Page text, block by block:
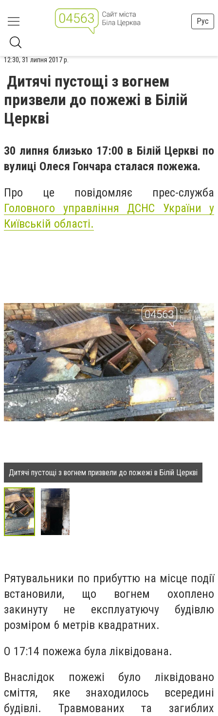
Рус
12:30, 31 липня 2017 р.
Дитячі пустощі з вогнем
призвели до пожежі в Білій
Церкві
30 липня близько 17:00 в Білій Церкві по
вулиці Олеся Гончара сталася пожежа.
Про це повідомляє прес-служба
Головного управління ДСНС України у
Київській області.
Дитячі пустощі з вогнем призвели до пожежі в Білій Церкві
Рятувальники по прибуттю на місце події
встановили, що вогнем охоплено
закинуту не експлуатуючу будівлю
розміром 6 метрів квадратних.
О 17:14 пожежа була ліквідована.
Внаслідок пожежі було ліквідовано
сміття, яке знаходилось всередині
будівлі. Травмованих та загиблих